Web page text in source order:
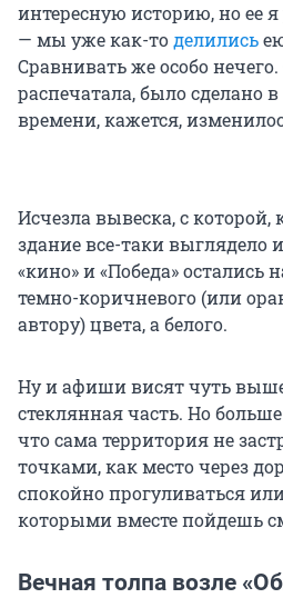
интересную историю, но ее
— мы уже как-тоделились
Сравнивать же особо
распечатала, было сделано в
времени, кажется,
Исчезла вывеска, с которой,
здание все-таки выглядело
«кино» и «Победа» остались
темно-коричневого (или
автору) цвета, а белого.
Ну и афиши висят чуть
стеклянная часть. Но
что сама территория не
точками, как место через
спокойно прогуливаться
которыми вместе пойдешь
Вечная толпа возле